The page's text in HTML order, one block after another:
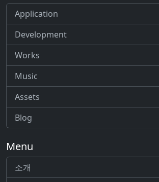
Application
Development
Works
Music
Assets
Blog
Menu
소개